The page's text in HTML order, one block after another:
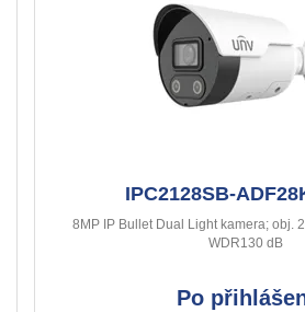
IPC2128SB-
8MP IP Bullet Dual Light kamera; obj.
WDR130 dB
Po